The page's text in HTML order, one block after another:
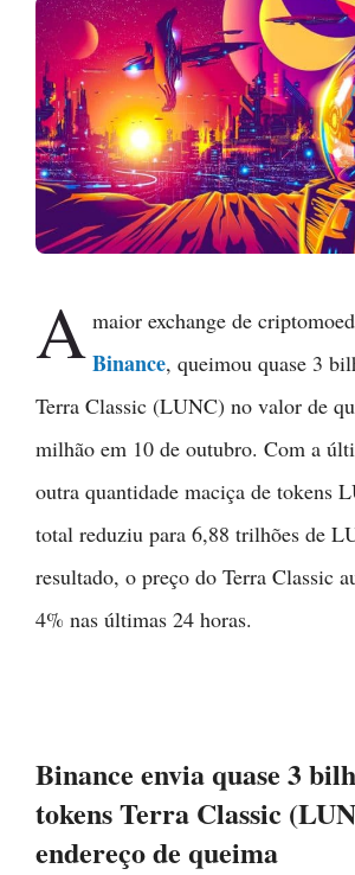
A maior exchange de
Binance, queimou quase 3
Terra Classic (LUNC) no valor de
milhão em 10 de outubro. Com a
outra quantidade maciça de tokens
total reduziu para 6,88 trilhões de
resultado, o preço do Terra Classic
4% nas últimas 24 horas.
Binance envia quase 3
tokens Terra Classic
endereço de queima